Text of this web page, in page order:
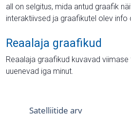
all on selgitus, mida antud graafik
interaktiivsed ja graafikutel olev info
Reaalaja graafikud
Reaalaja graafikud kuvavad viimase
uuenevad iga minut.